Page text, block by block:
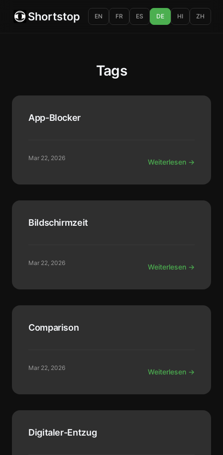
Shortstop EN FR ES DE HI ZH
Tags
App-Blocker
Mar 22, 2026 Weiterlesen →
Bildschirmzeit
Mar 22, 2026 Weiterlesen →
Comparison
Mar 22, 2026 Weiterlesen →
Digitaler-Entzug